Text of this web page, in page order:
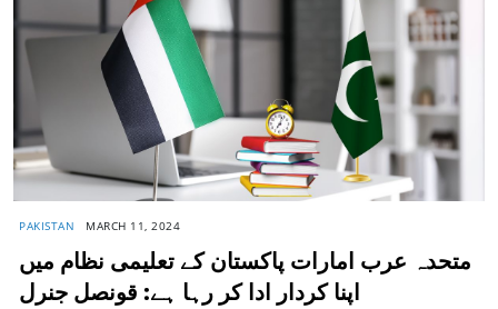
PAKISTAN MARCH 11, 2024
متحدہ عرب امارات پاکستان کے تعلیمی نظام میں
اپنا کردار ادا کر رہا ہے: قونصل جنرل